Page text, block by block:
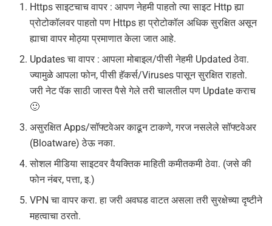
Https साइटचाच वापर : आपण नेहमी पाहतो त्या साइट Http ह्या
प्रोटोकॉलवर पाहतो पण Https हा प्रोटोकॉल अधिक सुरक्षित असून
ह्याचा वापर मोठ्या प्रमाणात केला जात आहे.
Updates चा वापर : आपला मोबाइल/पीसी नेहमी Updated ठेवा.
ज्यामुळे आपला फोन, पीसी हॅकर्स/Viruses पासून सुरक्षित राहतो.
जरी नेट पॅक साठी जास्त पैसे गेले तरी चालतील पण Update कराच
🙂
असुरक्षित Apps/सॉफ्टवेअर काढून टाकणे, गरज नसलेले सॉफ्टवेअर
(Bloatware) ठेऊ नका.
सोशल मीडिया साइटवर वैयक्तिक माहिती कमीतकमी ठेवा. (जसे की
फोन नंबर, पत्ता, इ.)
VPN चा वापर करा. हा जरी अवघड वाटत असला तरी सुरक्षेच्या दृष्टीने
महत्वाचा ठरतो.